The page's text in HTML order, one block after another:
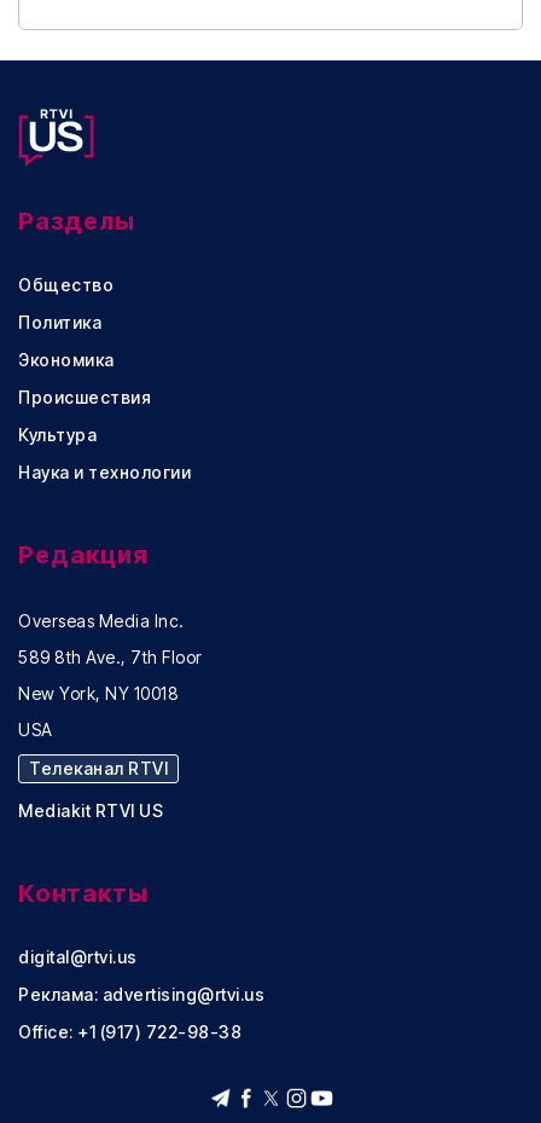
Разделы
Общество
Политика
Экономика
Происшествия
Культура
Наука и технологии
Редакция
Overseas Media Inc.
589 8th Ave., 7th Floor
New York, NY 10018
USA
Телеканал RTVI
Mediakit RTVI US
Контакты
digital@rtvi.us
Реклама: advertising@rtvi.us
Office: +1 (917) 722-98-38